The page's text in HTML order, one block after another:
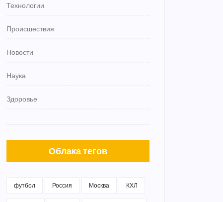
Технологии
Происшествия
Новости
Наука
Здоровье
Облака тегов
футбол Россия Москва КХЛ